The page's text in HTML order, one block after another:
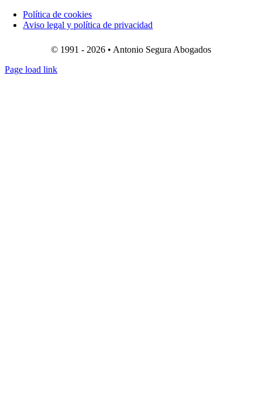
Política de cookies
Aviso legal y política de privacidad
© 1991 - 2026 • Antonio Segura Abogados
Page load link